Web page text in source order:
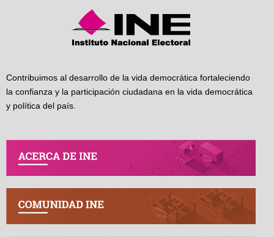
Contribuimos al desarrollo de la vida democrática fortaleciendo
la confianza y la participación ciudadana en la vida democrática
y política del país.